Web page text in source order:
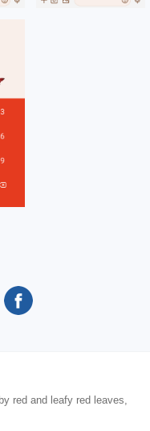
red and leafy red leaves,